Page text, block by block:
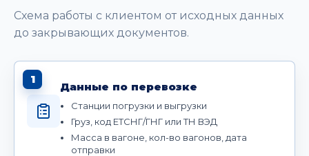
Схема работы с клиентом от исходных данных
до закрывающих документов.
1
Данные по перевозке
Станции погрузки и выгрузки
Груз, код ЕТСНГ/ГНГ или ТН ВЭД
Масса в вагоне, кол-во вагонов, дата
отправки